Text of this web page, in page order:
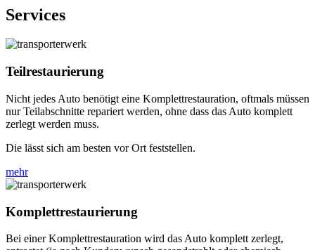
Services
Teilrestaurierung
Nicht jedes Auto benötigt eine Komplettrestauration, oftmals müssen
nur Teilabschnitte repariert werden, ohne dass das Auto komplett
zerlegt werden muss.
Die lässt sich am besten vor Ort feststellen.
mehr
Komplettrestaurierung
Bei einer Komplettrestauration wird das Auto komplett zerlegt,